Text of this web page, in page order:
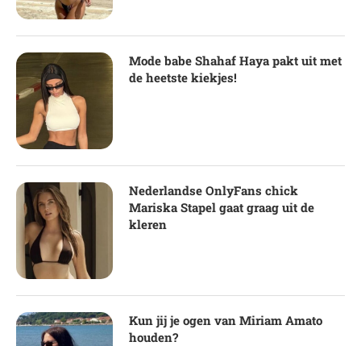
Mode babe Shahaf Haya pakt uit met
de heetste kiekjes!
Nederlandse OnlyFans chick
Mariska Stapel gaat graag uit de
kleren
Kun jij je ogen van Miriam Amato
houden?